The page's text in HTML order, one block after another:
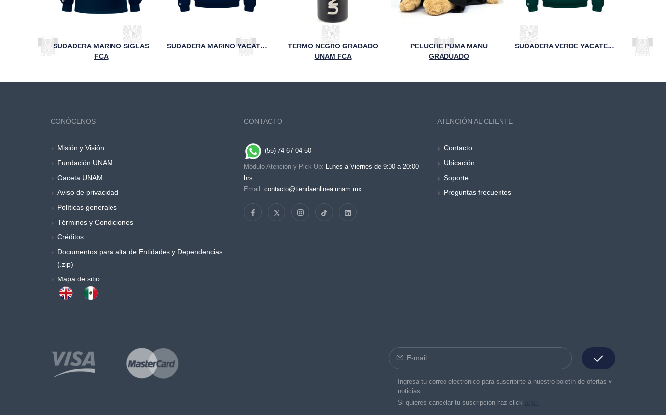
SUDADERA MARINO SIGLAS
FCA
SUDADERA MARINO YACATECUHTLI FCA UNAM
TERMO NEGRO GRABADO
UNAM FCA
PELUCHE PUMA MANU
GRADUADO
SUDADERA VERDE YACATECUHTLI FCA UNAM
CONÓCENOS
Misión y Visión
Fundación UNAM
Gaceta UNAM
Aviso de privacidad
Políticas generales
Términos y Condiciones
Créditos
Documentos para alta de Entidades y Dependencias
(.zip)
Mapa de sitio
CONTACTO
(55) 74 67 04 50
Módulo Atención y Pick Up: Lunes a Viernes de 9:00 a 20:00
hrs
Email: contacto@tiendaenlinea.unam.mx
ATENCIÓN AL CLIENTE
Contacto
Ubicación
Soporte
Preguntas frecuentes
Ingresa tu correo electrónico para suscribirte a nuestro boletín de ofertas y
noticias.
Si quieres cancelar tu suscripción haz click